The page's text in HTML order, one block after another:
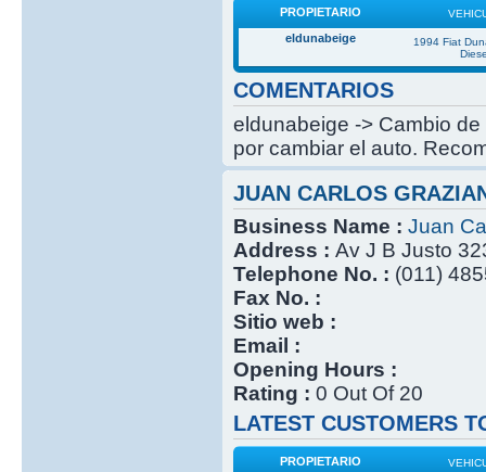
PROPIETARIO
eldunabeige
1994 Fiat
COMENTARIOS
eldunabeige -> Cambio
por cambiar el auto.
JUAN CARLOS
Business Name : Juan
Address : Av J B Justo
Telephone No. : (011)
Fax No. :
Sitio web :
Email :
Opening Hours :
Rating : 0 Out Of 20
LATEST CUSTOMERS
PROPIETARIO